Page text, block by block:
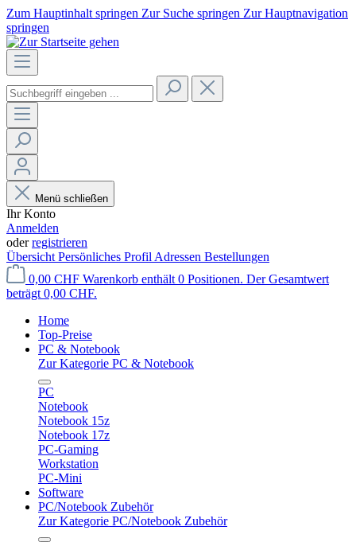
Zum Hauptinhalt springen Zur Suche springen Zur Hauptnavigation
springen
Menü schließen
Ihr Konto
Anmelden
oderregistrieren
Übersicht Persönliches Profil Adressen Bestellungen
0,00 CHF Warenkorb enthält 0 Positionen. Der Gesamtwert
beträgt 0,00 CHF.
Home
Top-Preise
PC & Notebook
Zur Kategorie PC & Notebook
PC
Notebook
Notebook 15z
Notebook 17z
PC-Gaming
Workstation
PC-Mini
Software
PC/Notebook Zubehör
Zur Kategorie PC/Notebook Zubehör